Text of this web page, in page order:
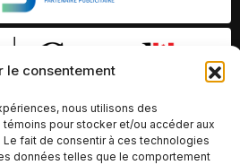
le consentement
nous utilisons des
pour stocker et/ou accéder aux
fait de consentir à ces technologies
données telles que le comportement